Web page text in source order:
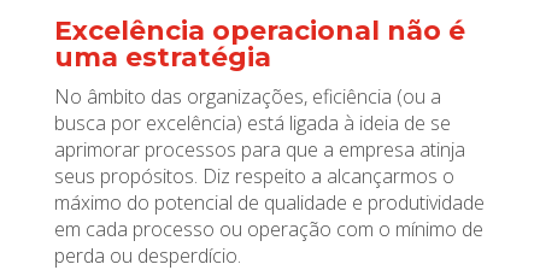
Excelência operacional não é
uma estratégia
No âmbito das organizações, eficiência (ou a
busca por excelência) está ligada à ideia de se
aprimorar processos para que a empresa atinja
seus propósitos. Diz respeito a alcançarmos o
máximo do potencial de qualidade e produtividade
em cada processo ou operação com o mínimo de
perda ou desperdício.